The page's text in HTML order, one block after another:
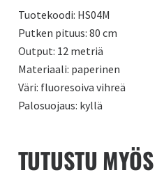
Tuotekoodi: HS04M
Putken pituus: 80 cm
Output: 12 metriä
Materiaali: paperinen
Väri: fluoresoiva vihreä
Palosuojaus: kyllä
TUTUSTU MYÖS